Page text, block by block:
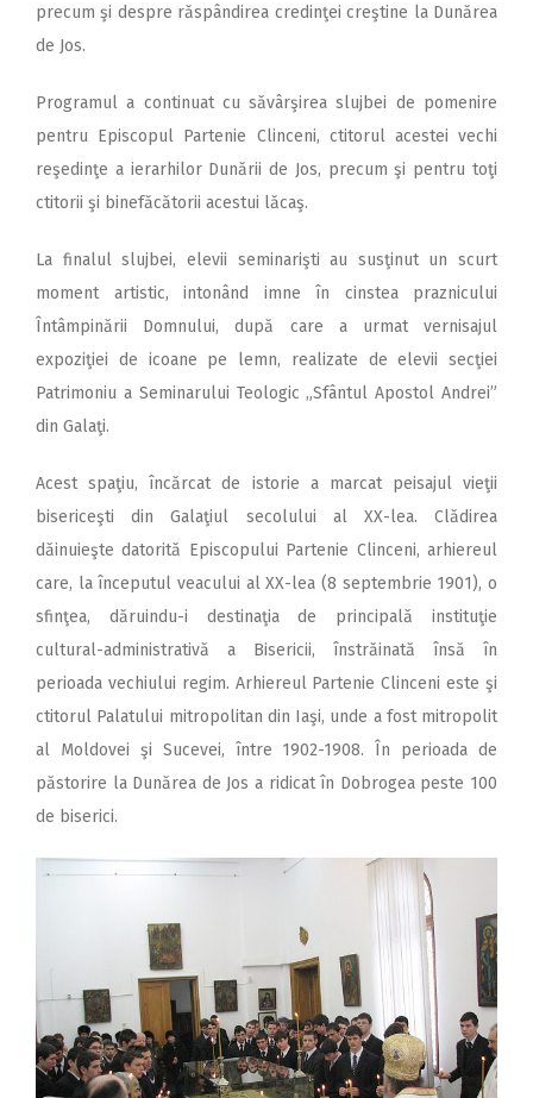
precum şi despre răspândirea credinţei creştine la Dunărea
de Jos.
Programul a continuat cu săvârşirea slujbei de pomenire
pentru Episcopul Partenie Clinceni, ctitorul acestei vechi
reşedinţe a ierarhilor Dunării de Jos, precum şi pentru toţi
ctitorii şi binefăcătorii acestui lăcaş.
La finalul slujbei, elevii seminarişti au susţinut un scurt
moment artistic, intonând imne în cinstea praznicului
Întâmpinării Domnului, după care a urmat vernisajul
expoziţiei de icoane pe lemn, realizate de elevii secţiei
Patrimoniu a Seminarului Teologic „Sfântul Apostol Andrei”
din Galaţi.
Acest spaţiu, încărcat de istorie a marcat peisajul vieţii
bisericeşti din Galaţiul secolului al XX-lea. Clădirea
dăinuieşte datorită Episcopului Partenie Clinceni, arhiereul
care, la începutul veacului al XX-lea (8 septembrie 1901), o
sfinţea, dăruindu-i destinaţia de principală instituţie
cultural-administrativă a Bisericii, înstrăinată însă în
perioada vechiului regim. Arhiereul Partenie Clinceni este şi
ctitorul Palatului mitropolitan din Iaşi, unde a fost mitropolit
al Moldovei şi Sucevei, între 1902-1908. În perioada de
păstorire la Dunărea de Jos a ridicat în Dobrogea peste 100
de biserici.